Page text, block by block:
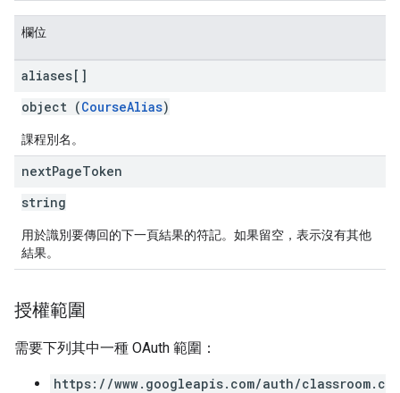
欄位
aliases[]
object (CourseAlias)
課程別名。
nextPageToken
string
用於識別要傳回的下一頁結果的符記。如果留空，表示沒有其他
結果。
授權範圍
需要下列其中一種 OAuth 範圍：
https://www.googleapis.com/auth/classroom.c